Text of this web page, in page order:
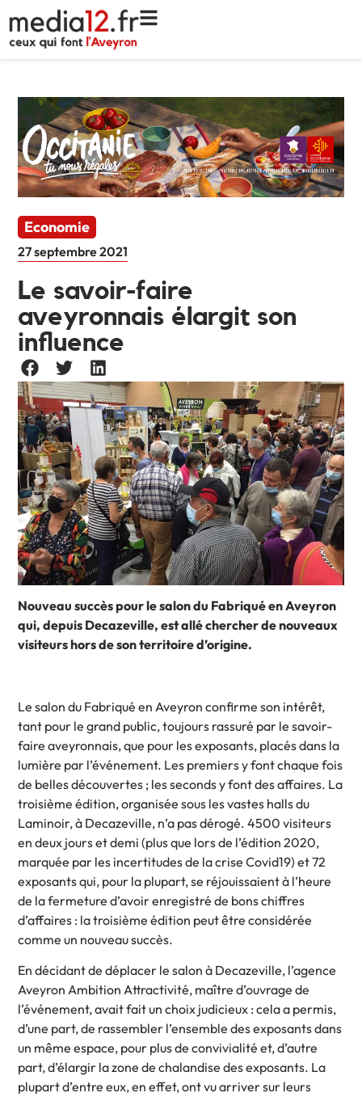
Economie
27 septembre 2021
Le savoir-faire
aveyronnais élargit son
influence
Nouveau succès pour le salon du Fabriqué en Aveyron
qui, depuis Decazeville, est allé chercher de nouveaux
visiteurs hors de son territoire d’origine.
Le salon du Fabriqué en Aveyron confirme son intérêt,
tant pour le grand public, toujours rassuré par le savoir-
faire aveyronnais, que pour les exposants, placés dans la
lumière par l’événement. Les premiers y font chaque fois
de belles découvertes ; les seconds y font des affaires. La
troisième édition, organisée sous les vastes halls du
Laminoir, à Decazeville, n’a pas dérogé. 4500 visiteurs
en deux jours et demi (plus que lors de l’édition 2020,
marquée par les incertitudes de la crise Covid19) et 72
exposants qui, pour la plupart, se réjouissaient à l’heure
de la fermeture d’avoir enregistré de bons chiffres
d’affaires : la troisième édition peut être considérée
comme un nouveau succès.
En décidant de déplacer le salon à Decazeville, l’agence
Aveyron Ambition Attractivité, maître d’ouvrage de
l’événement, avait fait un choix judicieux : cela a permis,
d’une part, de rassembler l’ensemble des exposants dans
un même espace, pour plus de convivialité et, d’autre
part, d’élargir la zone de chalandise des exposants. La
plupart d’entre eux, en effet, ont vu arriver sur leurs